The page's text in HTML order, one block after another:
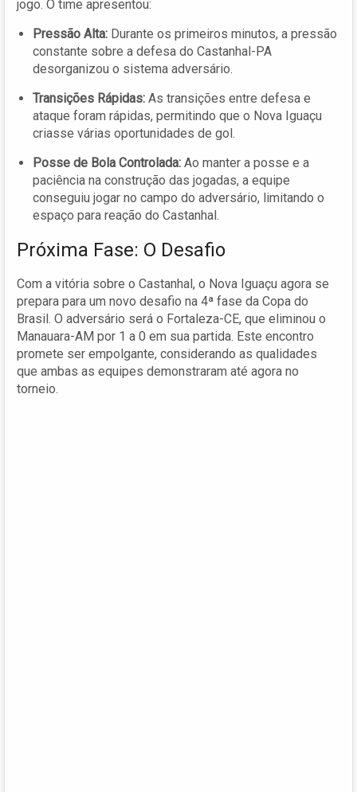
jogo. O time apresentou:
Pressão Alta: Durante os primeiros minutos, a pressão
constante sobre a defesa do Castanhal-PA
desorganizou o sistema adversário.
Transições Rápidas: As transições entre defesa e
ataque foram rápidas, permitindo que o Nova Iguaçu
criasse várias oportunidades de gol.
Posse de Bola Controlada: Ao manter a posse e a
paciência na construção das jogadas, a equipe
conseguiu jogar no campo do adversário, limitando o
espaço para reação do Castanhal.
Próxima Fase: O Desafio
Com a vitória sobre o Castanhal, o Nova Iguaçu agora se
prepara para um novo desafio na 4ª fase da Copa do
Brasil. O adversário será o Fortaleza-CE, que eliminou o
Manauara-AM por 1 a 0 em sua partida. Este encontro
promete ser empolgante, considerando as qualidades
que ambas as equipes demonstraram até agora no
torneio.